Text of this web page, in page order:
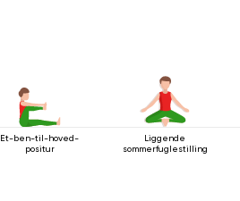
Et-ben-til-hoved-
positur
Liggende
sommerfuglestilling